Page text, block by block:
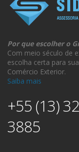
Por que escolher o
Com meio século de
escolha certa para
Comércio Exterior.
Saiba mais
+55 (13)
3885